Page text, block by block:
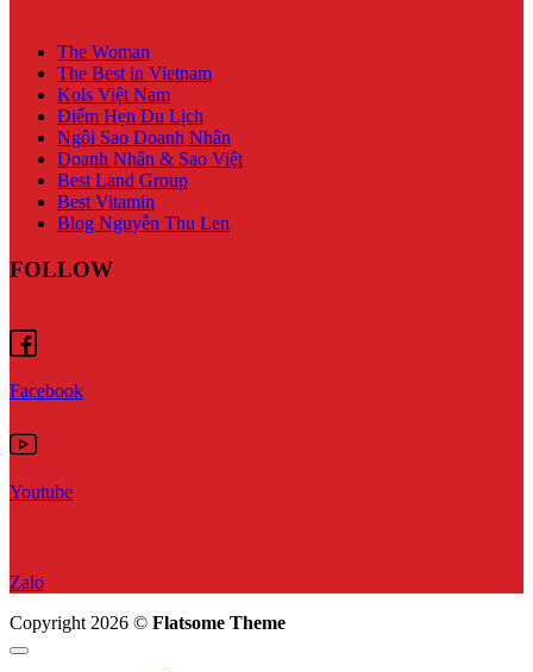
The Woman
The Best in Vietnam
Kols Việt Nam
Điểm Hẹn Du Lịch
Ngôi Sao Doanh Nhân
Doanh Nhân & Sao Việt
Best Land Group
Best Vitamin
Blog Nguyễn Thu Len
FOLLOW
Facebook
Youtube
Zalo
Copyright 2026 © Flatsome Theme